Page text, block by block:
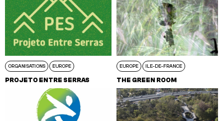
ORGANISATIONS EUROPE
PROJETO ENTRE SERRAS
EUROPE ILE-DE-FRANCE
THE GREEN ROOM